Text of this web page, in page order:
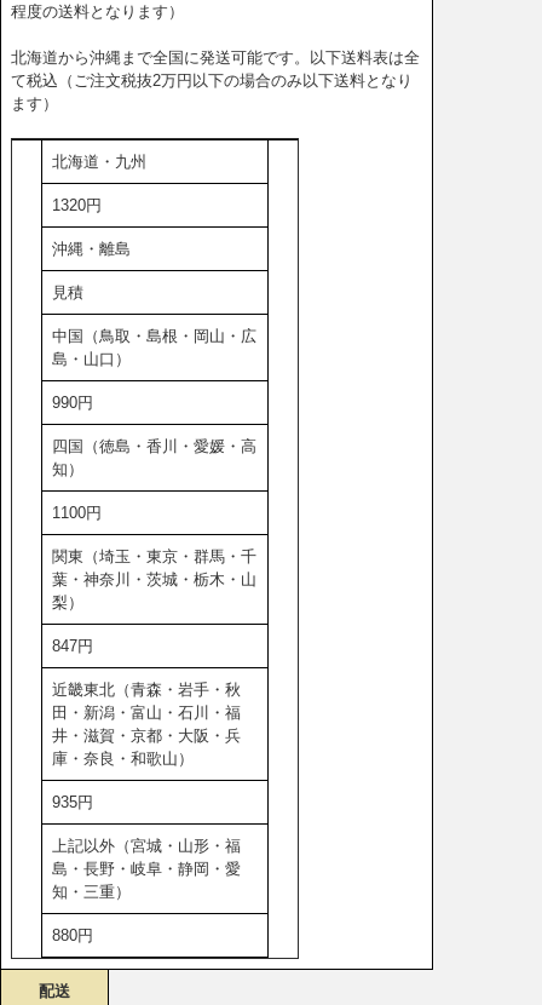
程度の送料となります）
北海道から沖縄まで全国に発送可能です。以下送料表は全
て税込（ご注文税抜2万円以下の場合のみ以下送料となり
ます）
北海道・九州
1320円
沖縄・離島
見積
中国（鳥取・島根・岡山・広
島・山口）
990円
四国（徳島・香川・愛媛・高
知）
1100円
関東（埼玉・東京・群馬・千
葉・神奈川・茨城・栃木・山
梨）
847円
近畿東北（青森・岩手・秋
田・新潟・富山・石川・福
井・滋賀・京都・大阪・兵
庫・奈良・和歌山）
935円
上記以外（宮城・山形・福
島・長野・岐阜・静岡・愛
知・三重）
880円
配送